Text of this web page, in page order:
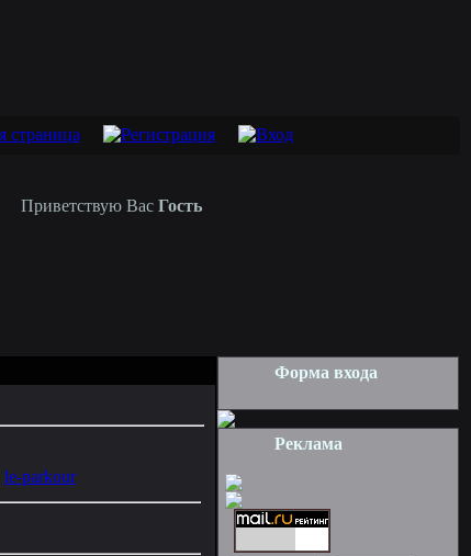
Приветствую Вас Гость
le-parkour
Форма входа
Реклама